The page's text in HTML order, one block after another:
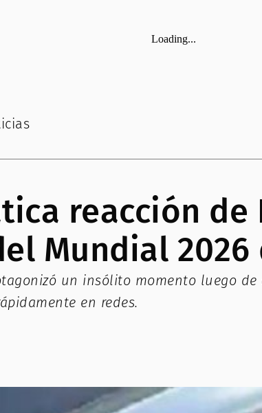
reacción
Mundial
un insólito momento luego
en redes.